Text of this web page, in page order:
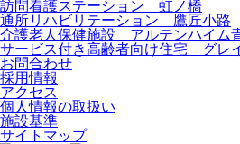
訪問看護ステーション 虹ノ橋
通所リハビリテーション 鷹匠小路
介護老人保健施設 アルテンハイム
サービス付き高齢者向け住宅 グレ
お問合わせ
採用情報
アクセス
個人情報の取扱い
施設基準
サイトマップ